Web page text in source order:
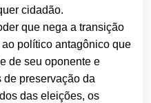
cidadão.
que nega a transição
político antagônico que
de seu oponente e
de preservação da
das eleições, os